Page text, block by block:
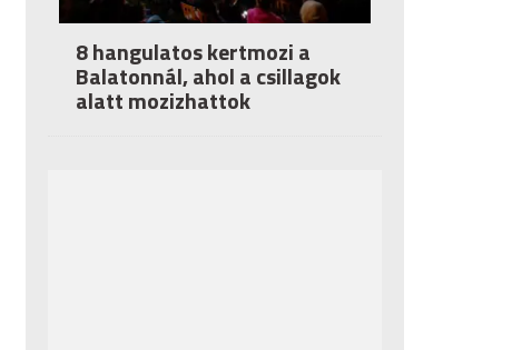
8 hangulatos kertmozi a
Balatonnál, ahol a csillagok
alatt mozizhattok